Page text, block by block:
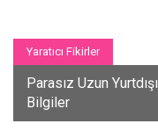
Yaratıcı Fikirler
Parasız Uzun
Bilgiler